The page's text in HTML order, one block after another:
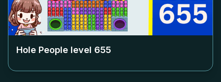
Hole People level 655